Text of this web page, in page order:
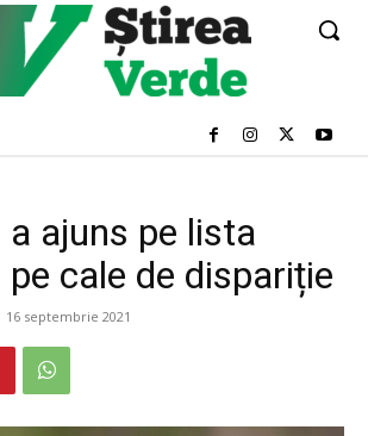
a ajuns pe lista
cale de dispariție
16 septembrie 2021